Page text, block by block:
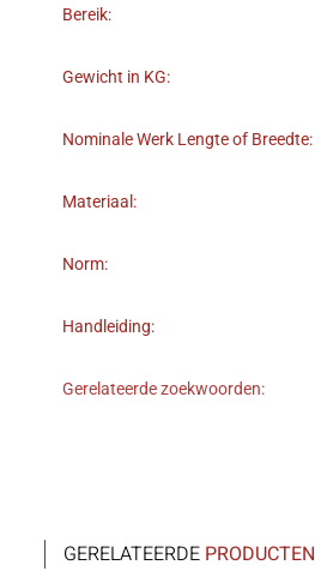
Bereik:
Gewicht in KG:
Nominale Werk Lengte of Breedte:
Materiaal:
Norm:
Handleiding:
Gerelateerde zoekwoorden:
GERELATEERDE PRODUCTEN